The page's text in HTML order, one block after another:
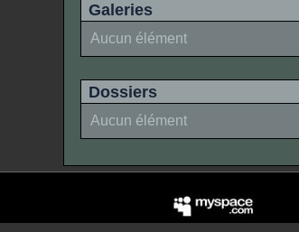
Galeries
Aucun élément
Dossiers
Aucun élément